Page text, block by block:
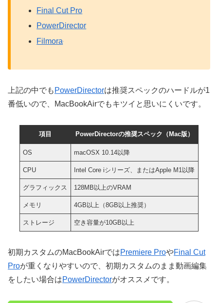
Final Cut Pro
PowerDirector
Filmora
上記の中でも PowerDirectorは推奨スペックのハードルが1
番低いので、MacBookAirでもキツイと思いにくいです。
項目 PowerDirectorの推奨スペック（Mac版）
OS macOSX 10.14以降
CPU Intel Core iシリーズ、またはApple M1以降
グラフィックス 128MB以上のVRAM
メモリ 4GB以上（8GB以上推奨）
ストレージ 空き容量が10GB以上
初期カスタムのMacBookAirではPremiere ProやFinal Cut
Proが重くなりやすいので、初期カスタムのまま動画編集
をしたい場合はPowerDirectorがオススメです。